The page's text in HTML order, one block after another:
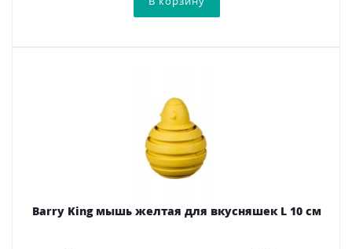
Barry King мышь желтая для вкусняшек L 10 см